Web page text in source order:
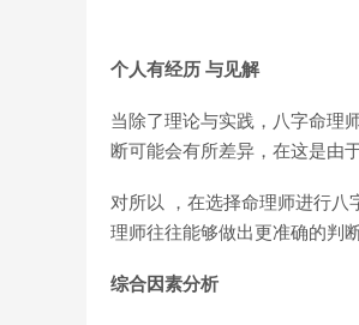
个人有经历 与见解
当除了理论与实践，八字命理
断可能会有所差异，在这是由
对所以 ，在选择命理师进行八
理师往往能够做出更准确的判
综合因素分析